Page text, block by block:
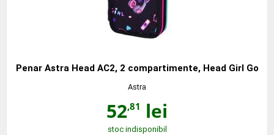
Penar Astra Head AC2, 2 compartimente, Head Girl Go
Astra
52,81 lei
stoc indisponibil